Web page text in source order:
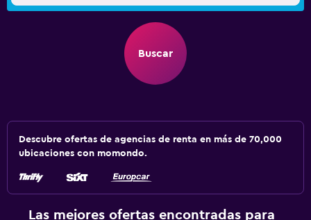
Buscar
Descubre ofertas de agencias de renta en más de 70,000
ubicaciones con momondo.
Las mejores ofertas encontradas para